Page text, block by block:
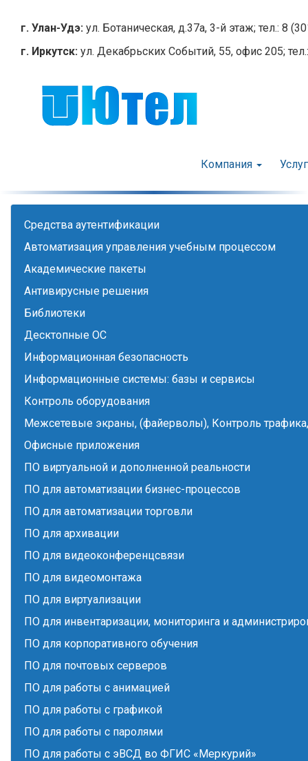
содержанию
г. Улан-Удэ: ул. Ботаническая, д.37а, 3-й этаж; тел.: 8
г. Иркутск: ул. Декабрьских Событий, 55, офис 205;
Компания
Cредства аутентификации
Автоматизация управления учебным процессом
Академические пакеты
Антивирусные решения
Библиотеки
Десктопные ОС
Информационная безопасность
Информационные системы: базы и сервисы
Контроль оборудования
Межсетевые экраны, (файерволы), Контроль
Офисные приложения
ПО виртуальной и дополненной реальности
ПО для автоматизации бизнес-процессов
ПО для автоматизации торговли
ПО для архивации
ПО для видеоконференцсвязи
ПО для видеомонтажа
ПО для виртуализации
ПО для инвентаризации, мониторинга и
ПО для корпоративного обучения
ПО для почтовых серверов
ПО для работы с анимацией
ПО для работы с графикой
ПО для работы с паролями
ПО для работы с эВСД во ФГИС «Меркурий»